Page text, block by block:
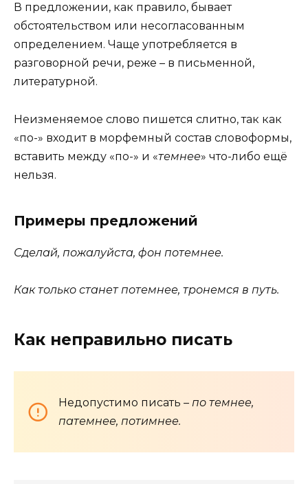
В предложении, как правило, бывает
обстоятельством или несогласованным
определением. Чаще употребляется в
разговорной речи, реже – в письменной,
литературной.
Неизменяемое слово пишется слитно, так как
«по-» входит в морфемный состав словоформы,
вставить между «по-» и «темнее» что-либо ещё
нельзя.
Примеры предложений
Сделай, пожалуйста, фон потемнее.
Как только станет потемнее, тронемся в путь.
Как неправильно писать
Недопустимо писать – по темнее,
патемнее, потимнее.